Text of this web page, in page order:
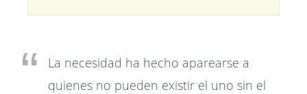
La necesidad ha hecho aparearse a
quienes no pueden existir el uno sin el